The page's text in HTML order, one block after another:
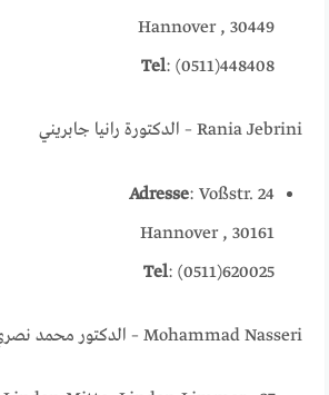
30449 , Hannover
Tel: (0511)448408
Rania Jebrini – الدكتورة رانيا جابريني
Adresse: Voßstr. 24
30161 , Hannover
Tel: (0511)620025
Mohammad Nasseri – الدكتور محمد نصري